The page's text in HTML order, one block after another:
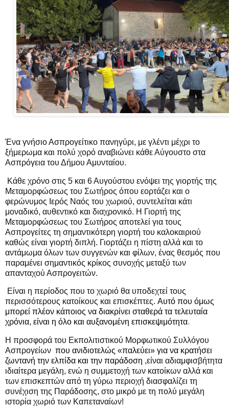
Ένα γνήσιο Ασπρογείτικο πανηγύρι, με γλέντι μέχρι το
ξήμερωμα και πολύ χορό αναβιώνει κάθε Αύγουστο στα
Ασπρόγεια του Δήμου Αμυνταίου.
Κάθε χρόνο στις 5 και 6 Αυγούστου ενόψει της γιορτής της
Μεταμορφώσεως του Σωτήρος όπου εορτάζει και ο
φερώνυμος Ιερός Ναός του χωριού, συντελείται κάτι
μοναδικό, αυθεντικό και διαχρονικό. Η Γιορτή της
Μεταμορφώσεως του Σωτήρος αποτελεί για τους
Ασπρογείτες τη σημαντικότερη γιορτή του καλοκαιριού
καθώς είναι γιορτή διπλή. Γιορτάζει η πίστη αλλά και το
αντάμωμα όλων των συγγενών και φίλων, ένας θεσμός που
παραμένει σημαντικός κρίκος συνοχής μεταξύ των
απανταχού Ασπρογειτών.
Είναι η περίοδος που το χωριό θα υποδεχτεί τους
περισσότερους κατοίκους και επισκέπτες. Αυτό που όμως
μπορεί πλέον κάποιος να διακρίνει σταθερά τα τελευταία
χρόνια, είναι η όλο και αυξανομένη επισκεψιμότητα.
Η προσφορά του Εκπολιτιστικού Μορφωτικού Συλλόγου
Ασπρογείων που ανιδιοτελώς «παλεύει» για να κρατήσει
ζωντανή την ελπίδα και την παράδοση ,είναι αδιαμφισβήτητα
ιδιαίτερα μεγάλη, ενώ η συμμετοχή των κατοίκων αλλά και
των επισκεπτών από τη γύρω περιοχή διασφαλίζει τη
συνέχιση της Παράδοσης, στο μικρό με τη πολύ μεγάλη
ιστορία χωριό των Καπεταναίων!